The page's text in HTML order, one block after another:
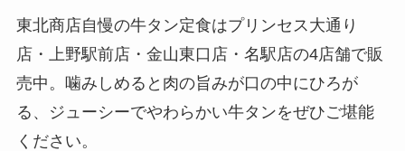
東北商店自慢の牛タン定食はプリンセス大通り
店・上野駅前店・金山東口店・名駅店の4店舗で販
売中。噛みしめると肉の旨みが口の中にひろが
る、ジューシーでやわらかい牛タンをぜひご堪能
ください。